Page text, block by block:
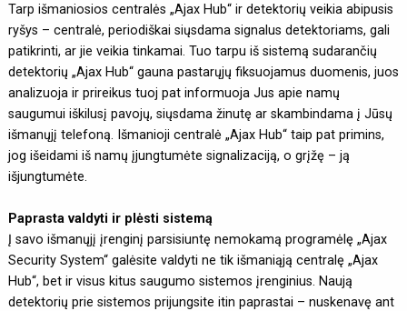
Tarp išmaniosios centralės „Ajax Hub“ ir detektorių veikia abipusis
ryšys – centralė, periodiškai siųsdama signalus detektoriams, gali
patikrinti, ar jie veikia tinkamai. Tuo tarpu iš sistemą sudarančių
detektorių „Ajax Hub“ gauna pastarųjų fiksuojamus duomenis, juos
analizuoja ir prireikus tuoj pat informuoja Jus apie namų
saugumui iškilusį pavojų, siųsdama žinutę ar skambindama į Jūsų
išmanųjį telefoną. Išmanioji centralė „Ajax Hub“ taip pat primins,
jog išeidami iš namų įjungtumėte signalizaciją, o grįžę – ją
išjungtumėte.
Paprasta valdyti ir plėsti sistemą
Į savo išmanųjį įrenginį parsisiuntę nemokamą programėlę „Ajax
Security System“ galėsite valdyti ne tik išmaniąją centralę „Ajax
Hub“, bet ir visus kitus saugumo sistemos įrenginius. Naują
detektorių prie sistemos prijungsite itin paprastai – nuskenavę ant